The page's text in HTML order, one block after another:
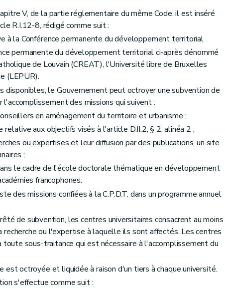
V, de la partie réglementaire du même Code, il est inséré
R.I.12-8, rédigé comme suit :
à la Conférence permanente du développement territorial
permanente du développement territorial ci-après dénommé
de Louvain (CREAT), l'Université libre de Bruxelles
(LEPUR).
disponibles, le Gouvernement peut octroyer une subvention de
des missions qui suivent :
en aménagement du territoire et urbanisme ;
aux objectifs visés à l'article D.II.2, § 2, alinéa 2 ;
ou expertises et leur diffusion par des publications, un site
;
le cadre de l'école doctorale thématique en développement
francophones.
des missions confiées à la C.P.D.T. dans un programme annuel
de subvention, les centres universitaires consacrent au moins
recherche ou l'expertise à laquelle ils sont affectés. Les centres
toute sous-traitance qui est nécessaire à l'accomplissement du
est octroyée et liquidée à raison d'un tiers à chaque université.
s'effectue comme suit :